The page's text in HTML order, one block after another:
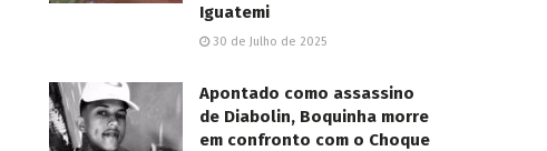
Iguatemi
30 de Julho de 2025
Apontado como assassino
de Diabolin, Boquinha morre
em confronto com o Choque